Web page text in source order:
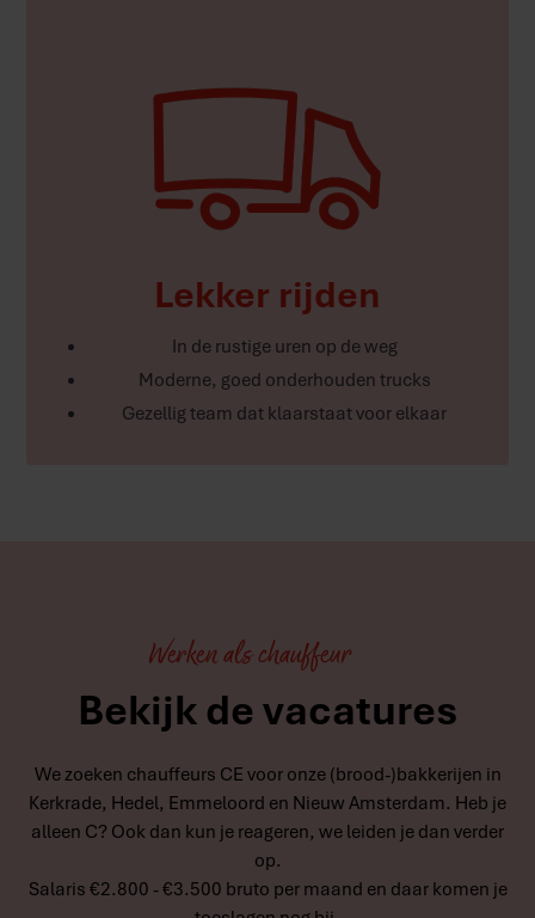
Lekker rijden
In de rustige uren op de weg
Moderne, goed onderhouden trucks
Gezellig team dat klaarstaat voor elkaar
Werken als chauffeur
Bekijk de vacatures
We zoeken chauffeurs CE voor onze (brood-)bakkerijen in
Kerkrade, Hedel, Emmeloord en Nieuw Amsterdam. Heb je
alleen C? Ook dan kun je reageren, we leiden je dan verder
op.
Salaris €2.800 - €3.500 bruto per maand en daar komen je